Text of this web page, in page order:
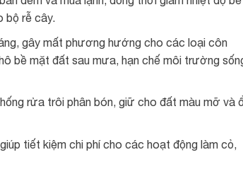
bộ rễ cây.
gây mất phương hướng cho các loại côn
bề mặt đất sau mưa, hạn chế môi trường
rửa trôi phân bón, giữ cho đất màu mỡ và
tiết kiệm chi phí cho các hoạt động làm cỏ,